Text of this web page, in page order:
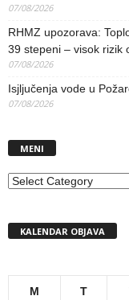
07/08/2026
RHMZ upozorava:
39 stepeni – visok rizik
07/08/2026
Isjljučenja vode u
07/08/2026
MENI
MENI
KALENDAR OBJAVA
M T